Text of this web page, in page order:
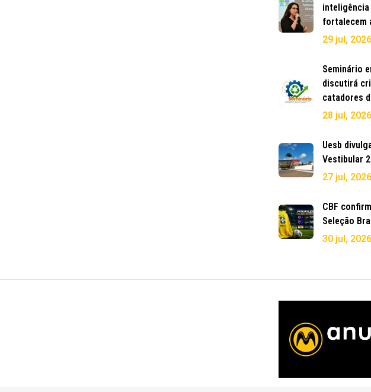
fortalecem
29 jul, 2026
Seminário
discutirá
catadores
28 jul, 2026
Uesb
Vestibular
27 jul, 2026
CBF
Seleção
30 jul, 2026